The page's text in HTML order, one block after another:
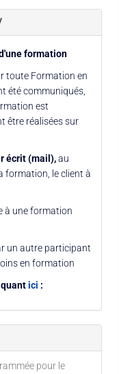
formation
toute Formation en
été communiqués,
est
être réalisées sur
écrit (mail),au
formation, le client à
à une formation
un autre participant
en formation
ici :
pour le